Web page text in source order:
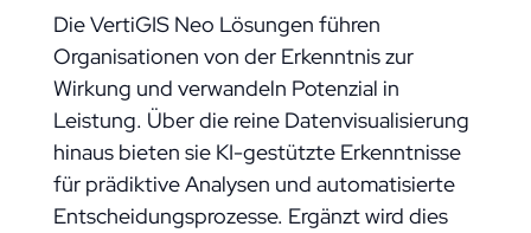
Die VertiGIS Neo Lösungen führen
Organisationen von der Erkenntnis zur
Wirkung und verwandeln Potenzial in
Leistung. Über die reine Datenvisualisierung
hinaus bieten sie KI-gestützte Erkenntnisse
für prädiktive Analysen und automatisierte
Entscheidungsprozesse. Ergänzt wird dies